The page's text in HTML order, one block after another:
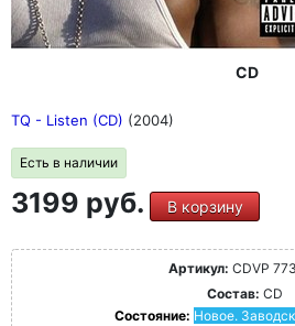
CD
TQ - Listen (CD) (2004)
Есть в наличии
3199 руб. В корзину
Артикул: CDVP
Состав: CD
Состояние: Новое.